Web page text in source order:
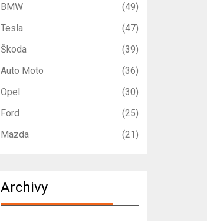
BMW
(49)
Tesla
(47)
Škoda
(39)
Auto Moto
(36)
Opel
(30)
Ford
(25)
Mazda
(21)
Archivy